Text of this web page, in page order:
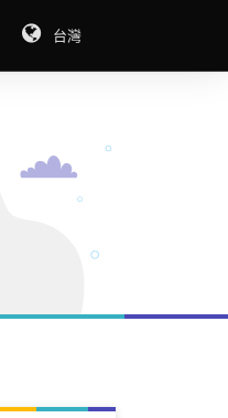
台灣